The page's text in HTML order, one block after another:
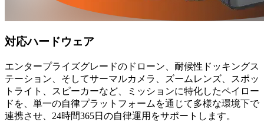
対応ハードウェア
エンタープライズグレードのドローン、耐候性ドッキングス
テーション、そしてサーマルカメラ、ズームレンズ、スポッ
トライト、スピーカーなど、ミッションに特化したペイロー
ドを、単一の自律プラットフォームを通じて多様な環境下で
連携させ、24時間365日の自律運用をサポートします。